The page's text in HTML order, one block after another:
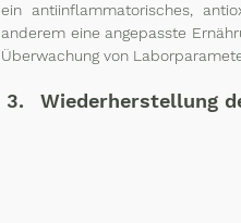
ein antiinflammatorisches,
anderem eine angepasste
Überwachung von
Wiederherstellung